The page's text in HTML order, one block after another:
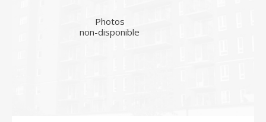
Photos
non-disponible